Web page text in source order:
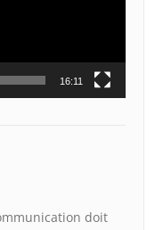
16:11
doit